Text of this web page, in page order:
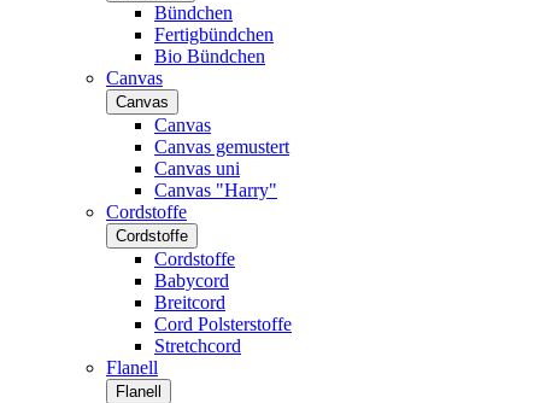
Bündchen
Fertigbündchen
Bio Bündchen
Canvas
Canvas
Canvas
Canvas gemustert
Canvas uni
Canvas "Harry"
Cordstoffe
Cordstoffe
Cordstoffe
Babycord
Breitcord
Cord Polsterstoffe
Stretchcord
Flanell
Flanell